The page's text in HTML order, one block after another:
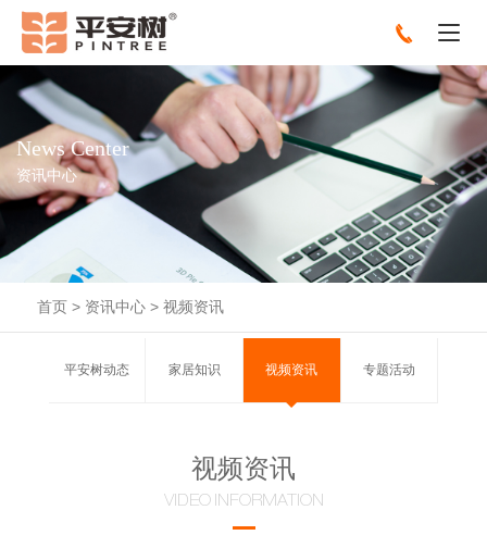
News Center
资讯中心
首页 > 资讯中心 > 视频资讯
平安树动态 家居知识 视频资讯 专题活动
视频资讯
VIDEO INFORMATION